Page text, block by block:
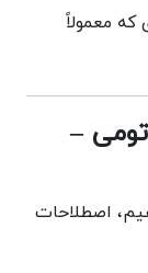
که معمولاً
–
اصطلاحات